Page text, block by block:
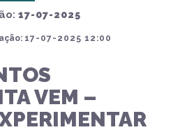
17-07-2025
17-07-2025 12:00
VEM –